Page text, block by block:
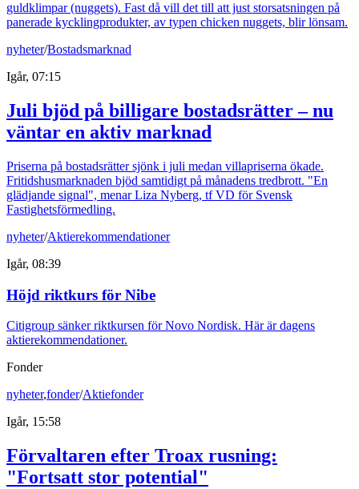
guldklimpar (nuggets). Fast då vill det till att just storsatsningen på
panerade kycklingprodukter, av typen chicken nuggets, blir lönsam.
nyheter/Bostadsmarknad
Igår, 07:15
Juli bjöd på billigare bostadsrätter – nu
väntar en aktiv marknad
Priserna på bostadsrätter sjönk i juli medan villapriserna ökade.
Fritidshusmarknaden bjöd samtidigt på månadens tredbrott. "En
glädjande signal", menar Liza Nyberg, tf VD för Svensk
Fastighetsförmedling.
nyheter/Aktierekommendationer
Igår, 08:39
Höjd riktkurs för Nibe
Citigroup sänker riktkursen för Novo Nordisk. Här är dagens
aktierekommendationer.
Fonder
nyheter,fonder/Aktiefonder
Igår, 15:58
Förvaltaren efter Troax rusning:
"Fortsatt stor potential"